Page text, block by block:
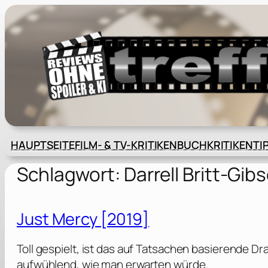
Zum
Inhalt
springen
HAUPTSEITEFILM- & TV-KRITIKENBUCHKRITIKEN
Schlagwort: Darrell Britt-
Just Mercy [2019]
Toll gespielt, ist das auf Tatsachen basierende
aufwühlend, wie man erwarten würde.